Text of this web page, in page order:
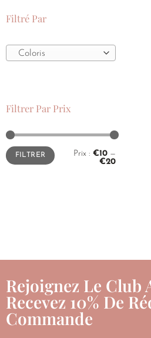
Filtré Par
Coloris
Filtrer Par Prix
FILTRER Prix : €10 —
€20
Rejoignez Le Club
Recevez 10% De
Commande